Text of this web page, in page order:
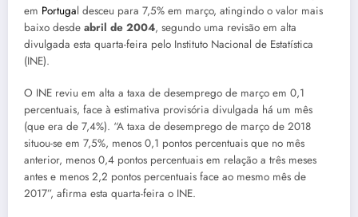
em Portugal desceu para 7,5% em março, atingindo o valor mais
baixo desde abril de 2004, segundo uma revisão em alta
divulgada esta quarta-feira pelo Instituto Nacional de Estatística
(INE).
O INE reviu em alta a taxa de desemprego de março em 0,1
percentuais, face à estimativa provisória divulgada há um mês
(que era de 7,4%). “A taxa de desemprego de março de 2018
situou-se em 7,5%, menos 0,1 pontos percentuais que no mês
anterior, menos 0,4 pontos percentuais em relação a três meses
antes e menos 2,2 pontos percentuais face ao mesmo mês de
2017”, afirma esta quarta-feira o INE.